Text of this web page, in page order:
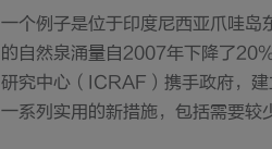
一个例子是位于印度尼西亚爪哇
的自然泉涌量自2007年下降了
研究中心（ICRAF）携手政府，
一系列实用的新措施，包括需要较